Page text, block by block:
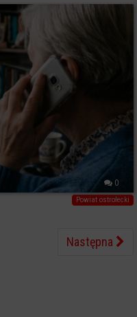
0
Powiat ostrołecki
Następna